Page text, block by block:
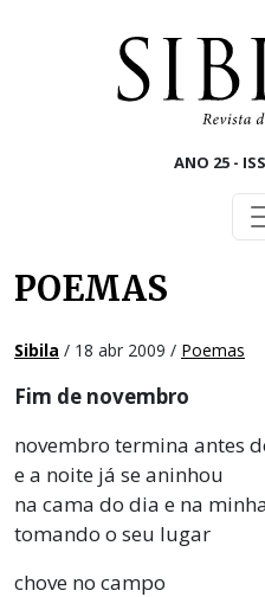
ANO 25 -
POEMAS
Sibila / 18 abr 2009 / Poemas
Fim de novembro
novembro termina antes
e a noite já se aninhou
na cama do dia e na
tomando o seu lugar
chove no campo